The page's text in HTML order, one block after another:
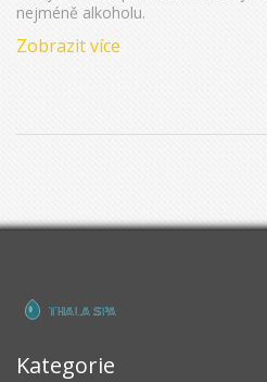
nejméně alkoholu.
Zobrazit více
Kategorie